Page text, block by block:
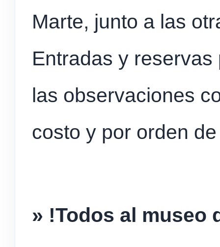
Marte, junto a las
Entradas y
las observaciones
costo y por orden
» !Todos al museo